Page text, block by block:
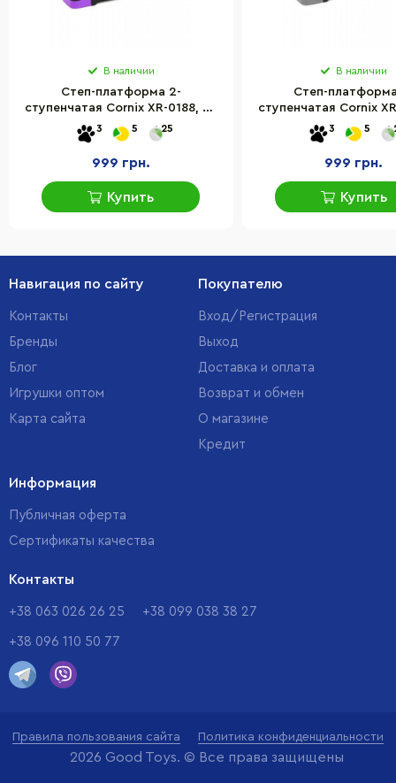
В наличии
Степ-платформа 2-
ступенчатая Cornix XR-0188, 68
х 28 х 10-15 см, Black/Purple
3 5 25
999 грн.
Купить
В наличии
Степ-
ступенчатая Cornix
х 28 х 10-15 см,
3 5
999 грн.
Купить
Навигация по сайту
Контакты
Бренды
Блог
Игрушки оптом
Карта сайта
Покупателю
Вход/Регистрация
Выход
Доставка и оплата
Возврат и обмен
О магазине
Кредит
Информация
Публичная оферта
Сертификаты качества
Контакты
+38 063 026 26 25 +38 099 038 38 27
+38 096 110 50 77
Правила пользования сайта Политика конфиденциальности
2026 Good Toys. © Все права защищены